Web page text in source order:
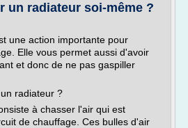
un radiateur soi-même ?
une action importante pour
Elle vous permet aussi d'avoir
et donc de ne pas gaspiller
radiateur ?
à chasser l'air qui est
de chauffage. Ces bulles d'air